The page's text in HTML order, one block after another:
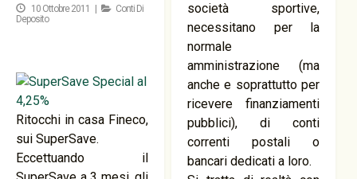
società sportive,
necessitano per la
normale
amministrazione (ma
anche e soprattutto per
ricevere finanziamenti
pubblici), di conti
correnti postali o
bancari dedicati a loro.
10 Ottobre 2011 |
Conti Di
Deposito
Ritocchi in casa Fineco,
sui SuperSave.
Eccettuando il